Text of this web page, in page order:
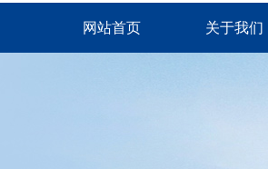
网站首页 关于我们